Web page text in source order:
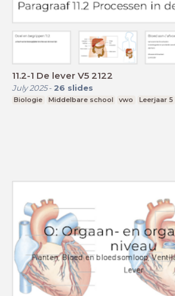
11.2-1 De lever V5 2122
July 2025- 26 slides
Biologie Middelbare school vwo Leerjaar 5